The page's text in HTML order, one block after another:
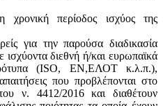
χρονική περίοδος ισχύος της
για την παρούσα διαδικασία
διεθνή ή/και ευρωπαϊκά
(ISO, ΕΝ,ΕΛΟΤ κ.λ.π.),
που προβλέπονται στο
ν. 4412/2016 και διαθέτουν